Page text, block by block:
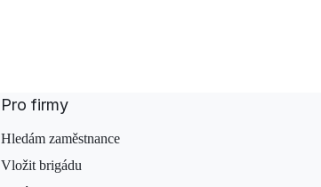
Pro firmy
Hledám zaměstnance
Vložit brigádu